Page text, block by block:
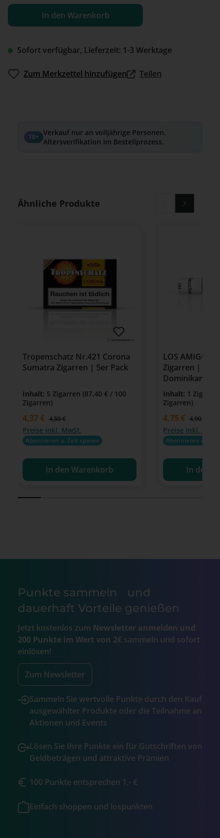
Sofort verfügbar, Lieferzeit: 1-3 Werktage
In den Warenkorb
Zum Merkzettel hinzufügen Teilen
18+ Verkauf nur an volljährige Personen.
Altersverifikation im Bestellprozess.
Produktgalerie überspringen
Ähnliche Produkte
Tropenschatz Nr.421 Corona
Sumatra Zigarren | 5er Pack
Inhalt: 5 Zigarren (87,40 € / 100
Zigarren)
Verkaufspreis:
4,37 € Regulärer Preis:
4,50 €
Preise inkl. MwSt.
Abonnieren u. Zeit sparen
In den Warenkorb
LOS AMIGOS
Zigarren |
Inhalt: 1
Zigarren)
Verkaufspreis:
4,75 € Regulärer
4,90 €
Preise inkl.
Abonnieren u.
In den
Punkte sammeln und
dauerhaft Vorteile genießen
Jetzt kostenlos zum Newsletter anmelden und
200 Punkte im Wert von 2€ sammeln und sofort
einlösen!
Zum Newsletter
Sammeln Sie wertvolle Punkte durch den Kauf
ausgewählter Produkte oder die Teilnahme an
Aktionen und Events
Lösen Sie Ihre Punkte ein für Gutschriften von
Geldbeträgen und attraktive Prämien
100 Punkte entsprechen 1,- €
Einfach shoppen und lospunkten